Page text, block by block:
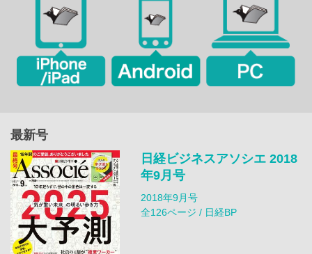
最新号
日経ビジネスアソシエ 2018
年9月号
2018年9月号
全126ページ / 日経BP